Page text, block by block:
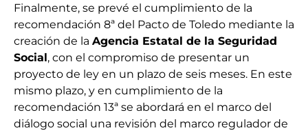
Finalmente, se prevé el cumplimiento de la
recomendación 8ª del Pacto de Toledo mediante la
creación de la Agencia Estatal de la Seguridad
Social, con el compromiso de presentar un
proyecto de ley en un plazo de seis meses. En este
mismo plazo, y en cumplimiento de la
recomendación 13ª se abordará en el marco del
diálogo social una revisión del marco regulador de